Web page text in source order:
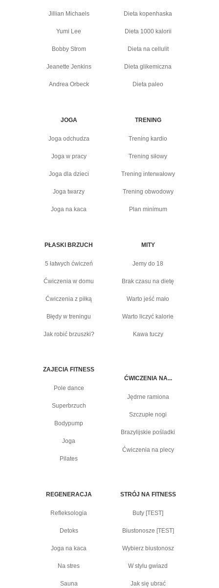
Jillian Michaels
Yumi Lee
Bobby Strom
Jeanette Jenkins
Andrea Orbeck
Dieta kopenhaska
Dieta 1000 kalorii
Dieta na cellulit
Dieta glikemiczna
Dieta paleo
JOGA
Joga odchudza
Joga w pracy
Joga dla dzieci
Joga twarzy
Joga na kaca
TRENING
Trening kardio
Trening siłowy
Trening interwałowy
Trening obwodowy
Plan minimum
PŁASKI BRZUCH
5 łatwych ćwiczeń
Ćwiczenia w domu
Ćwiczenia z piłką
Błędy w treningu
Jak robić brzuszki?
MITY
Jemy do 18
Brak czasu na dietę
Warto jeść mało
Warto liczyć kalorie
Kawa tuczy
ZAJECIA FITNESS
Pole dance
Superbrzuch
Bodypump
Joga
Pilates
ĆWICZENIA NA...
Jędrne ramiona
Szczupłe nogi
Brazylijskie pośladki
Ćwiczenia na plecy
REGENERACJA
Refleksologia
Detoks
Joga na kaca
Na stres
Sauna
STRÓJ NA FITNESS
Buty [TEST]
Biustonosze [TEST]
Wybierz biustonosz
W stylu gwiazd
Jak się ubrać